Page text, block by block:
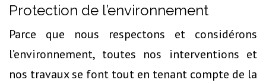
Protection de l’environnement
Parce que nous respectons et considérons
l’environnement, toutes nos interventions et
nos travaux se font tout en tenant compte de la